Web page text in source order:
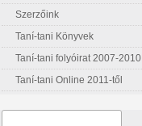
Szerzőink
Taní-tani Könyvek
Taní-tani folyóirat 2007-2010
Taní-tani Online 2011-től